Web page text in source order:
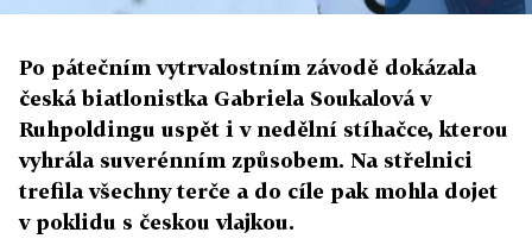
Po pátečním vytrvalostním závodě dokázala
česká biatlonistka Gabriela Soukalová v
Ruhpoldingu uspět i v nedělní stíhačce, kterou
vyhrála suverénním způsobem. Na střelnici
trefila všechny terče a do cíle pak mohla dojet
v poklidu s českou vlajkou.